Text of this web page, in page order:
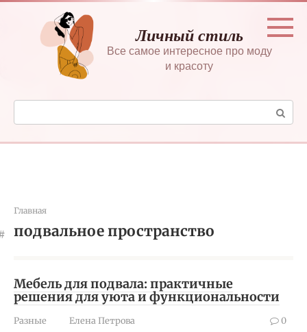
Перейти
контенту
Личный стиль
Все самое интересное про моду
и красоту
Поиск:
Главная
подвальное пространство
Мебель для подвала: практичные
решения для уюта и функциональности
Разные Елена Петрова 0